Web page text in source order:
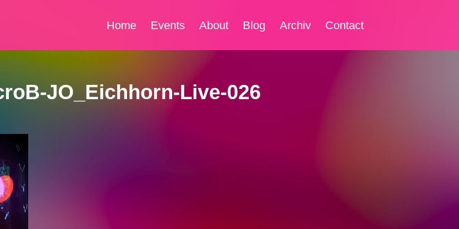
Home Events About Blog Archiv Contact
JO_Eichhorn-Live-026